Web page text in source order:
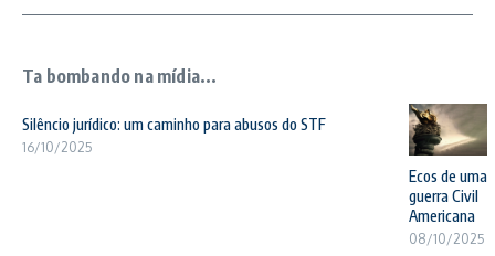
Ta bombando na mídia...
Silêncio jurídico: um caminho para abusos do STF
16/10/2025
Ecos de uma
guerra Civil
Americana
08/10/2025